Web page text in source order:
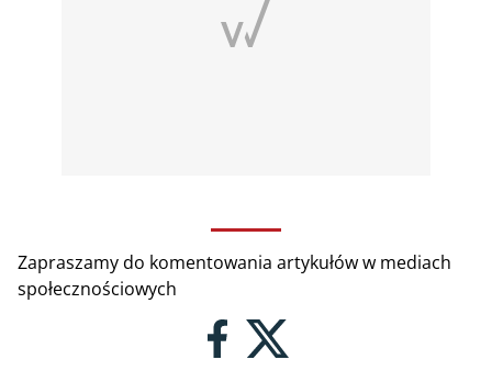
Zapraszamy do komentowania artykułów w mediach
społecznościowych